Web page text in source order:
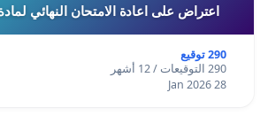
اعتراض على اعادة الامتحان النهائي
290 توقيع
290 التوقيعات / 12 أشهر
28 Jan 2026